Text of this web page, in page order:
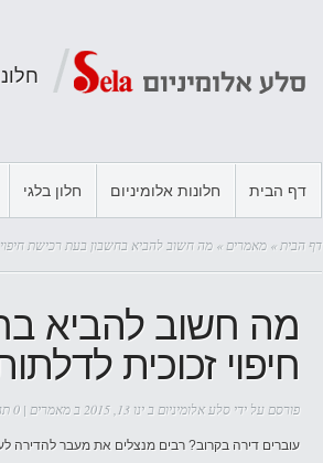
דף הבית חלונות אלומיניום חלון בלגי
דף הבית » מאמרים » מה חשוב להביא בחשבון בעת רכישת חיפוי
מה חשוב להביא
חיפוי זכוכית
פורסם על ידי סלע אלומיניום ב ינו 13, 2015 ב מאמרים | 0 תגובות
עוברים דירה בקרוב? רבים מנצלים את מעבר להדירה